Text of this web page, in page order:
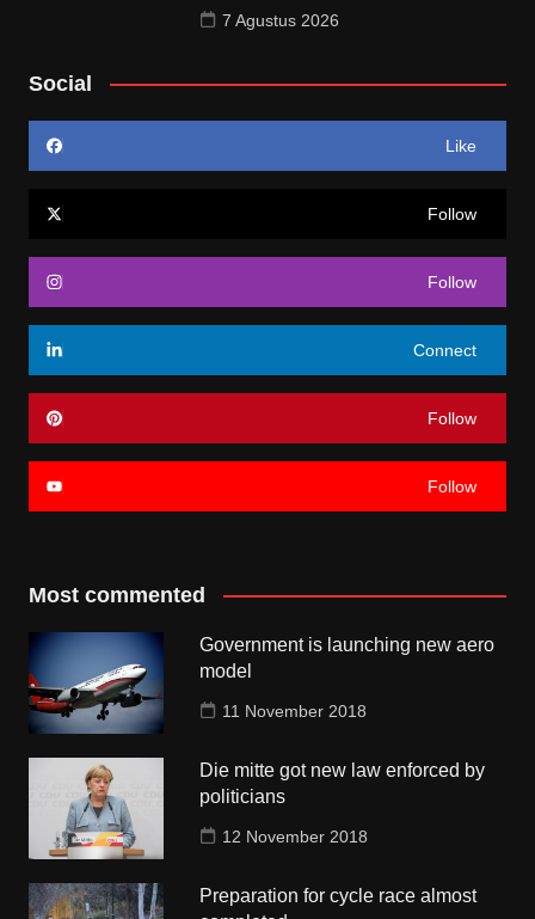
7 Agustus 2026
Social
Like
Follow
Follow
Connect
Follow
Follow
Most commented
Government is launching new aero
model
11 November 2018
Die mitte got new law enforced by
politicians
12 November 2018
Preparation for cycle race almost